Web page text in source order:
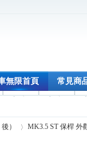
無限首頁 常見商
） MK3.5 ST 保桿 外